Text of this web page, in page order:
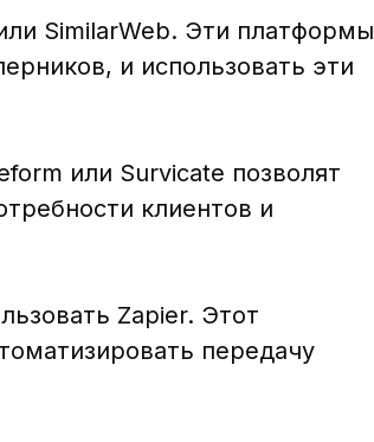
SimilarWeb. Эти платформы
и использовать эти
или Survicate позволят
клиентов и
Zapier. Этот
передачу